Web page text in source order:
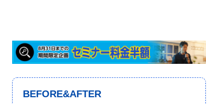
BEFORE&AFTER